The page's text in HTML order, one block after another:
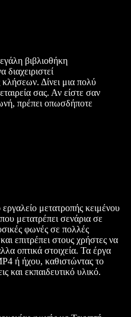
βιβλιοθήκη
Δίνει μια πολύ
σας. Αν είστε σαν
πρέπει οπωσδήποτε
μετατροπής κειμένου
μετατρέπει σενάρια σε
φωνές σε πολλές
επιτρέπει στους χρήστες να
οπτικά στοιχεία. Τα έργα
ή ήχου, καθιστώντας το
και εκπαιδευτικό υλικό.